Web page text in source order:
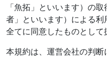
「魚拓」といいます）の
者」といいます）による
全てに同意したものとして
本規約は、運営会社の判断